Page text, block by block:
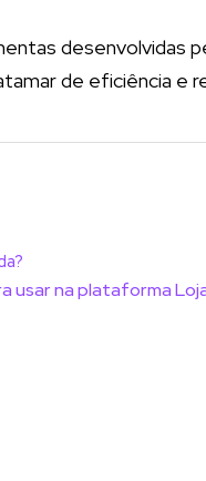
desenvolvidas
de eficiência e
usar na plataforma